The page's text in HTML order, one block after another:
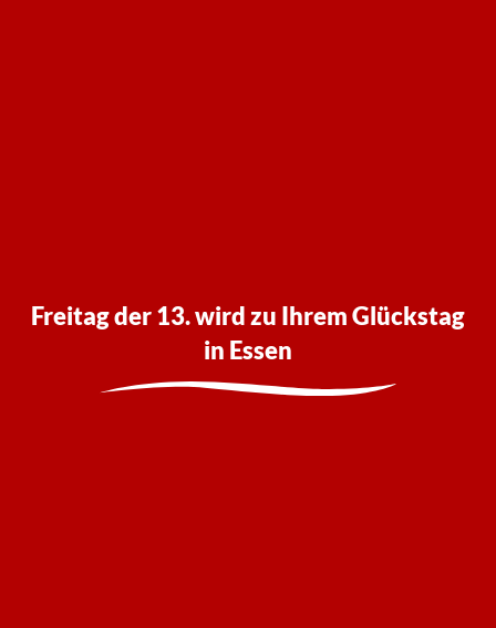
Freitag der 13. wird zu Ihrem Glückstag
in Essen